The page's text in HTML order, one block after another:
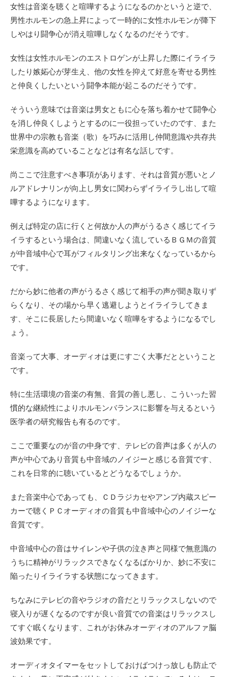
女性は音楽を聴くと喧嘩するようになるのかというと逆で、
男性ホルモンの急上昇によって一時的に女性ホルモンが降下
しやはり闘争心が消え喧嘩しなくなるのだそうです。
女性は女性ホルモンのエストロゲンが上昇した際にイライラ
したり嫉妬心が芽生え、他の女性を抑えて好意を寄せる男性
と仲良くしたいという闘争本能が起こるのだそうです。
そういう意味では音楽は男女ともに心を落ち着かせて闘争心
を消し仲良くしようとするのに一役担っていたのです、また
世界中の宗教も音楽（歌）を巧みに活用し仲間意識や共存共
栄意識を高めていることなどは有名な話しです。
尚ここで注意すべき事項があります、それは音質が悪いとノ
ルアドレナリンが向上し男女に関わらずイライラし出して喧
嘩するようになります。
例えば特定の店に行くと何故か人の声がうるさく感じてイラ
イラするという場合は、間違いなく流しているＢＧＭの音質
が中音域中心で耳がフィルタリング出来なくなっているから
です。
だから妙に他者の声がうるさく感じて相手の声が聞き取りず
らくなり、その場から早く逃避しようとイライラしてきま
す、そこに長居したら間違いなく喧嘩をするようになるでし
ょう。
音楽って大事、オーディオは更にすごく大事だとということ
です。
特に生活環境の音楽の有無、音質の善し悪し、こういった習
慣的な継続性によりホルモンバランスに影響を与えるという
医学者の研究報告も有るのです。
ここで重要なのが音の中身です、テレビの音声は多くが人の
声が中心であり音質も中音域のノイジーと感じる音質です、
これを日常的に聴いているとどうなるでしょうか。
また音楽中心であっても、ＣＤラジカセやアンプ内蔵スピー
カーで聴くＰＣオーディオの音質も中音域中心のノイジーな
音質です。
中音域中心の音はサイレンや子供の泣き声と同様で無意識の
うちに精神がリラックスできなくなるばかりか、妙に不安に
陥ったりイライラする状態になってきます。
ちなみにテレビの音やラジオの音だとリラックスしないので
寝入りが遅くなるのですが良い音質での音楽はリラックスし
てすぐ眠くなります、これがお休みオーディオのアルファ脳
波効果です。
オーディオタイマーをセットしておけばつけっ放しも防止で